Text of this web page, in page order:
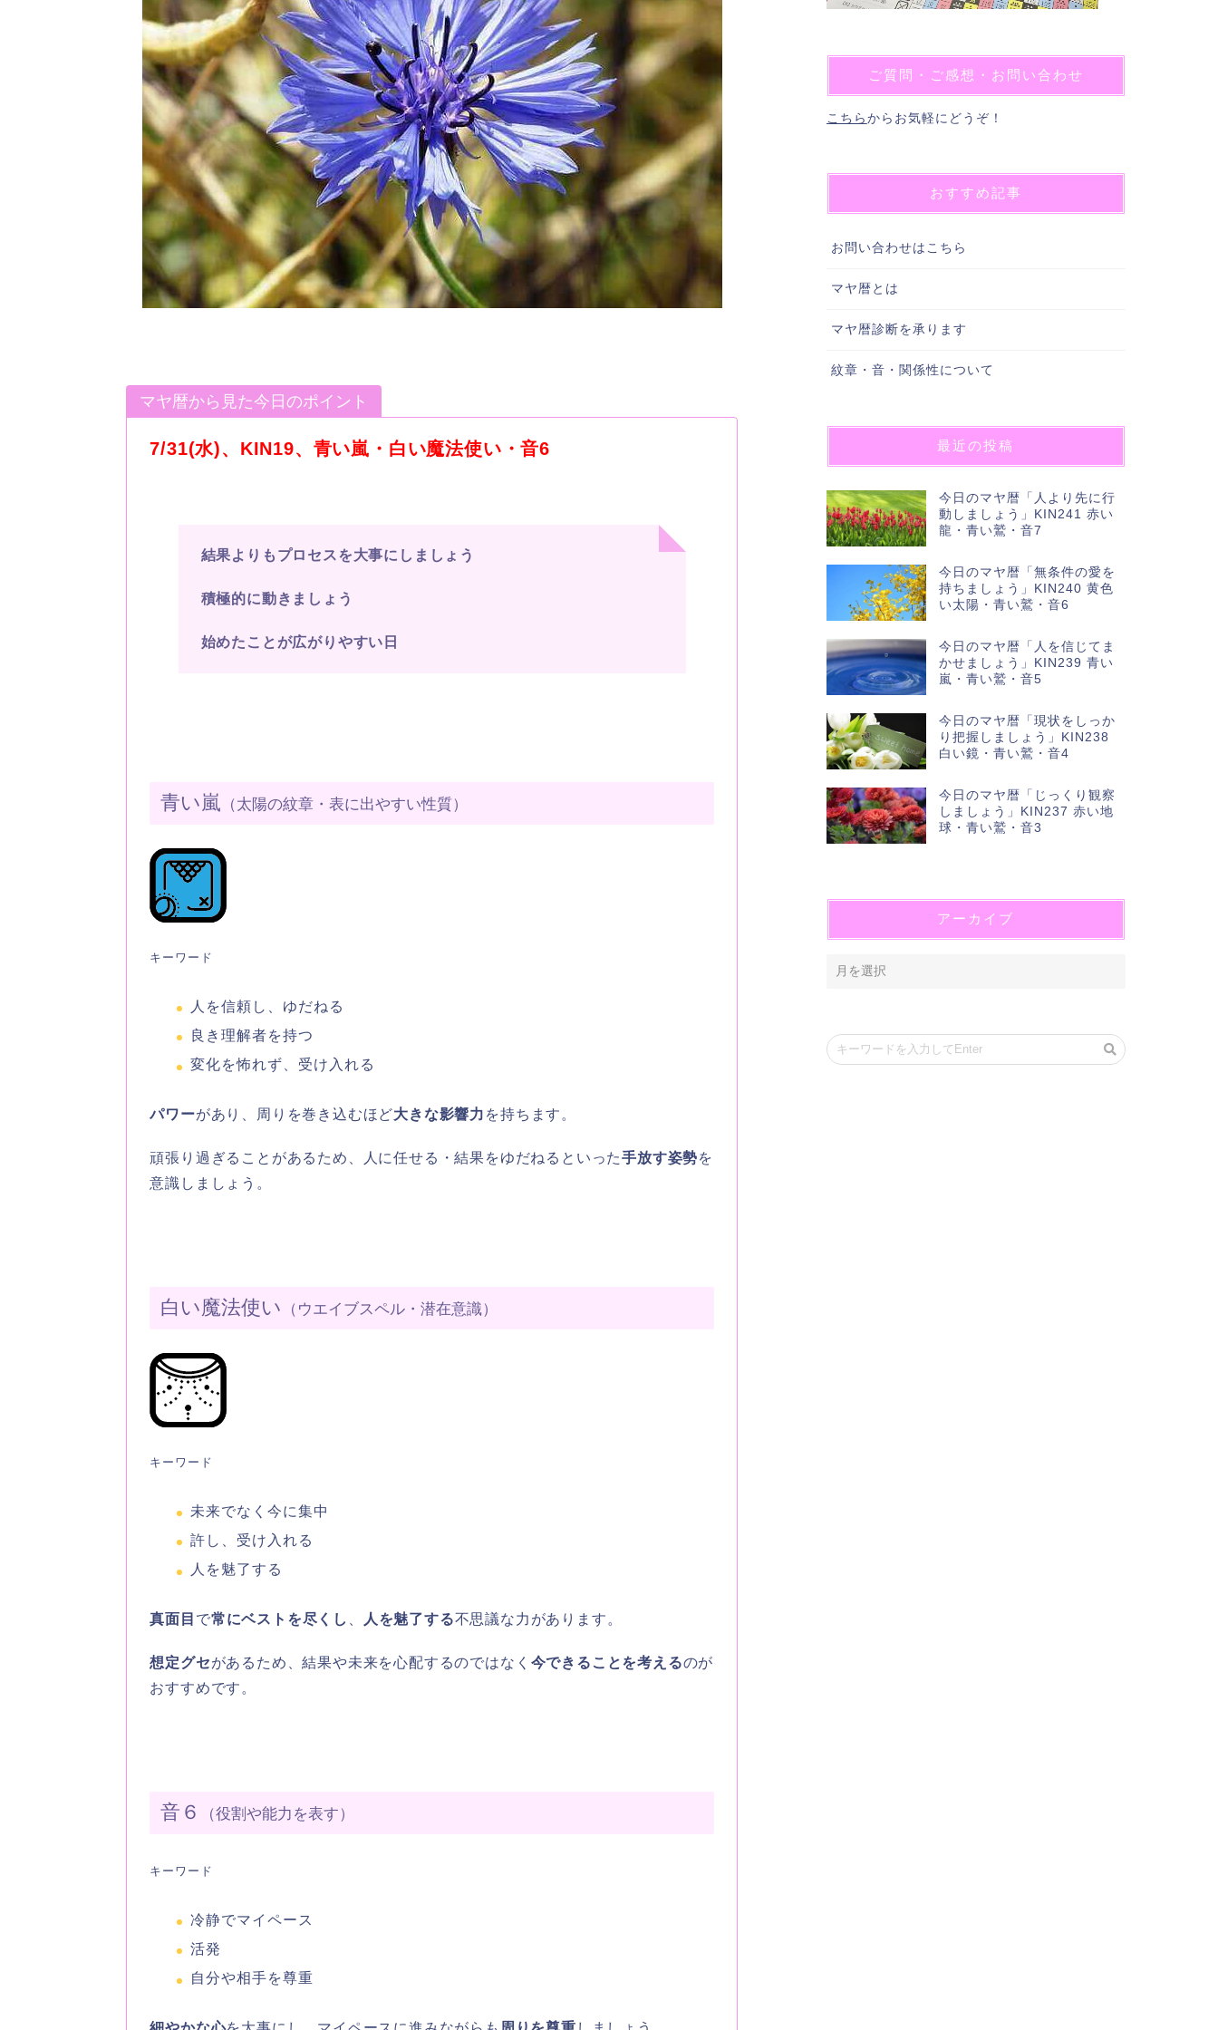
マヤ暦から見た今日のポイント
7/31(水)、KIN19、青い嵐・白い魔法使い・音6
結果よりもプロセスを大事にしましょう
積極的に動きましょう
始めたことが広がりやすい日
青い嵐 （太陽の紋章・表に出やすい性質）
キーワード
人を信頼し、ゆだねる
良き理解者を持つ
変化を怖れず、受け入れる
パワーがあり、周りを巻き込むほど大きな影響力 を持ちます。
頑張り過ぎることがあるため、人に任せる・結果をゆだねるといった手放す姿勢を
意識しましょう。
白い魔法使い （ウエイブスペル・潜在意識）
キーワード
未来でなく今に集中
許し、受け入れる
人を魅了する
真面目 で常にベストを尽くし 人を魅了する不思議な力があります。
想定グセがあるため、結果や未来を心配するのではなく 今できることを考えるのが
おすすめです。
音６ （役割や能力を表す）
キーワード
冷静でマイペース
活発
自分や相手を尊重
ご質問・ご感想・お問い合わせ
こちら からお気軽にどうぞ！
おすすめ記事
お問い合わせはこちら
マヤ暦とは
マヤ暦診断を承ります
紋章・音・関係性について
最近の投稿
今日のマヤ暦「人より先に行
動しましょう」KIN241 赤い
龍・青い鷲・音7
今日のマヤ暦「無条件の愛を
持ちましょう」KIN240 黄色
い太陽・青い鷲・音6
今日のマヤ暦「人を信じてま
かせましょう」KIN239 青い
嵐・青い鷲・音5
今日のマヤ暦「現状をしっか
り把握しましょう」KIN238
白い鏡・青い鷲・音4
今日のマヤ暦「じっくり観察
しましょう」KIN237 赤い地
球・青い鷲・音3
アーカイブ